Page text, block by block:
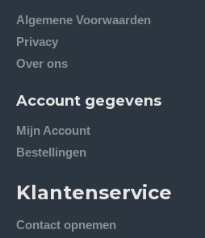
Algemene Voorwaarden
Privacy
Over ons
Account gegevens
Mijn Account
Bestellingen
Klantenservice
Contact opnemen